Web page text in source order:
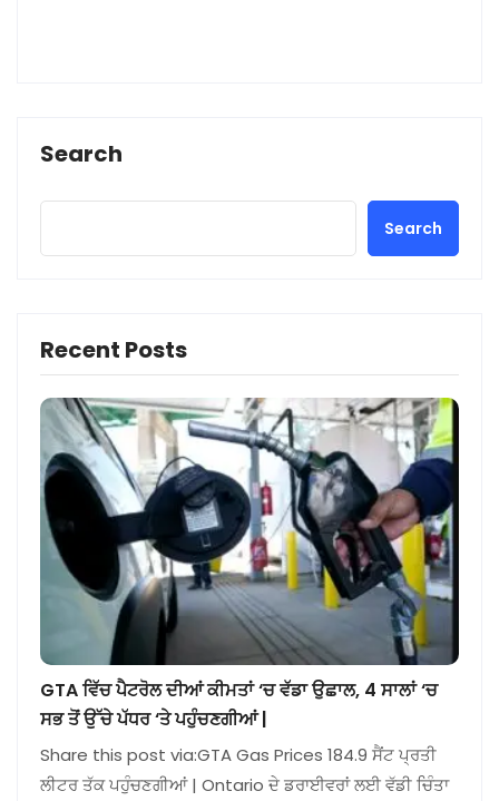
Search
Search
Recent Posts
GTA ਵਿੱਚ ਪੈਟਰੋਲ ਦੀਆਂ ਕੀਮਤਾਂ ‘ਚ ਵੱਡਾ ਉਛਾਲ, 4 ਸਾਲਾਂ ‘ਚ
ਸਭ ਤੋਂ ਉੱਚੇ ਪੱਧਰ ‘ਤੇ ਪਹੁੰਚਣਗੀਆਂ |
Share this post via:GTA Gas Prices 184.9 ਸੈਂਟ ਪ੍ਰਤੀ
ਲੀਟਰ ਤੱਕ ਪਹੁੰਚਣਗੀਆਂ | Ontario ਦੇ ਡਰਾਈਵਰਾਂ ਲਈ ਵੱਡੀ ਚਿੰਤਾ